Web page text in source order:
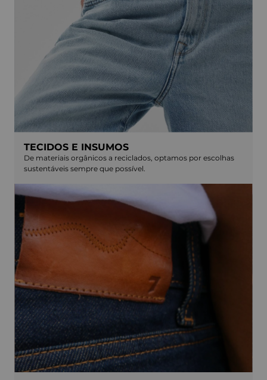
TECIDOS E INSUMOS
De materiais orgânicos a reciclados, optamos por escolhas
sustentáveis sempre que possível.